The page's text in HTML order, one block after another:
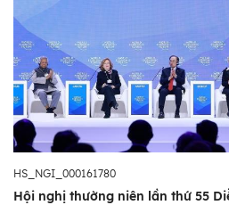
HS_NGI_000161780
Hội nghị thường niên lần thứ 55